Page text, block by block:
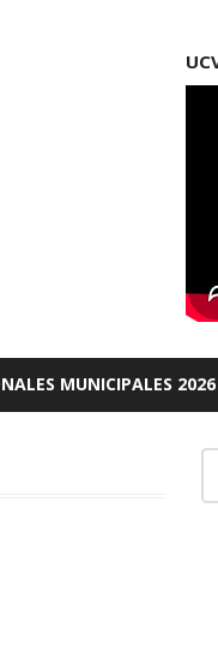
MUNICIPALES 2026